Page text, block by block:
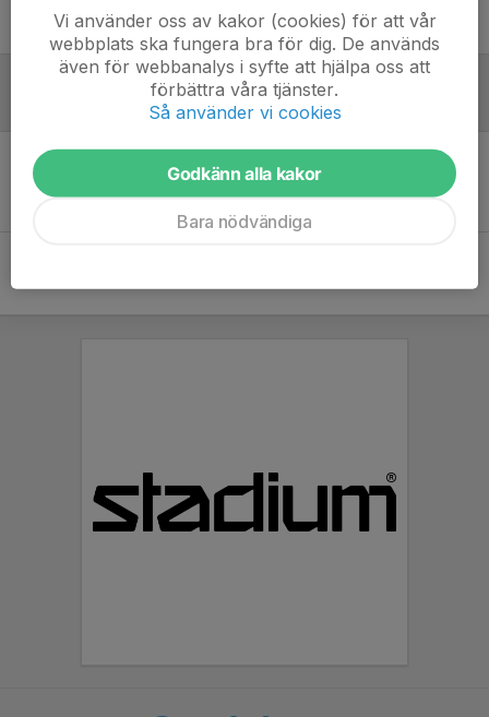
Torbjörn A.
Inget referat skrivet
Vi använder oss av kakor (cookies) för att vår
webbplats ska fungera bra för dig. De används
även för webbanalys i syfte att hjälpa oss att
förbättra våra tjänster.
Så använder vi cookies
Godkänn alla kakor
Bara nödvändiga